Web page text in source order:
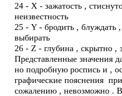
24 - X - зажатость ,
неизвестность
25 - Y - бродить , блуждать ,
выбирать
26 - Z - глубина , скрытно ,
Представленные значения
но подробную роспись и ,
графические пояснения
сожалению , невозможно .